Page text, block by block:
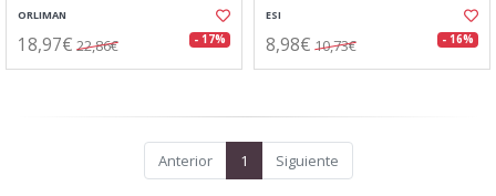
ORLIMAN
18,97€ 22,86€ - 17%
ESI
8,98€ 10,73€ - 16%
Anterior 1 Siguiente